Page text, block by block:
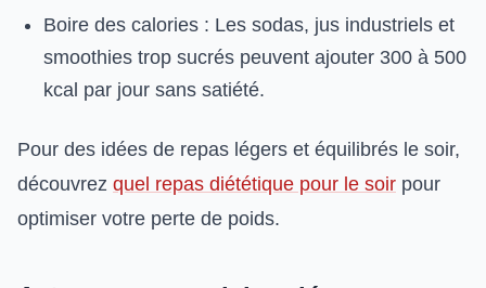
Boire des calories : Les sodas, jus industriels et
smoothies trop sucrés peuvent ajouter 300 à 500
kcal par jour sans satiété.
Pour des idées de repas légers et équilibrés le soir,
découvrez quel repas diététique pour le soir pour
optimiser votre perte de poids.